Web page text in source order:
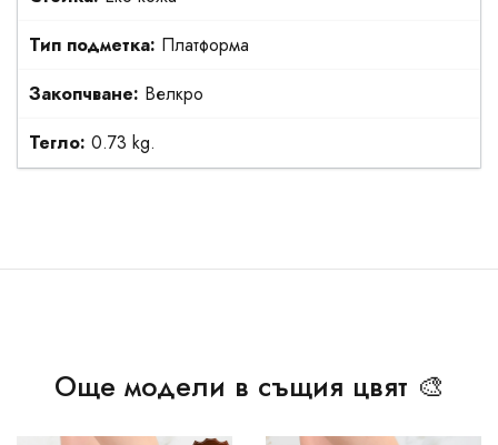
Тип подметка: Платформа
Закопчване: Велкро
Тегло: 0.73 kg.
Още модели в същия цвят 🎨